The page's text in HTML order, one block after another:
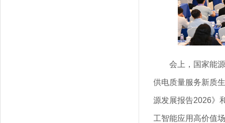
会上，国家能
供电质量服务新质
源发展报告2026》
工智能应用高价值